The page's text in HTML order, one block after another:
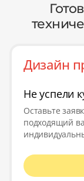
Дизайн
Не успели
Оставьте
подходящий